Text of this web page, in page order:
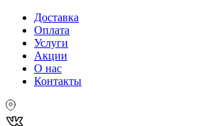
Доставка
Оплата
Услуги
Акции
О нас
Контакты